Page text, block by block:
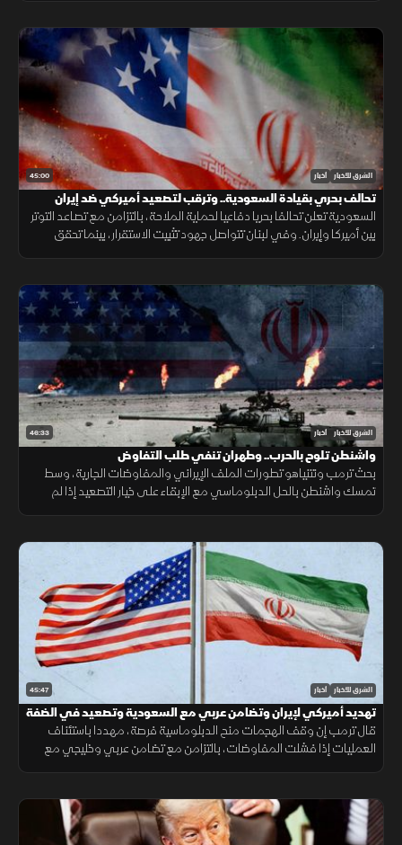
45:00 الشرق للأخبار أخبار
تحالف بحري بقيادة السعودية.. وترقب لتصعيد أميركي ضد إيران
السعودية تعلن تحالفا بحريا دفاعيا لحماية الملاحة، بالتزامن مع تصاعد التوتر
بين أميركا وإيران. وفي لبنان تتواصل جهود تثبيت الاستقرار، بينما تحقق
46:33 الشرق للأخبار أخبار
واشنطن تلوح بالحرب.. وطهران تنفي طلب التفاوض
بحث ترمب ونتنياهو تطورات الملف الإيراني والمفاوضات الجارية، وسط
تمسك واشنطن بالحل الدبلوماسي مع الإبقاء على خيار التصعيد إذا لم
45:47 الشرق للأخبار أخبار
تهديد أميركي لإيران وتضامن عربي مع السعودية وتصعيد في الضفة
قال ترمب إن وقف الهجمات منح الدبلوماسية فرصة، مهددا باستئناف
العمليات إذا فشلت المفاوضات، بالتزامن مع تضامن عربي وخليجي مع